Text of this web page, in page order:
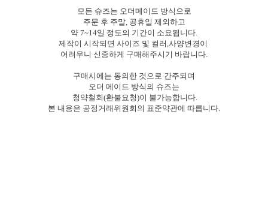
모든 슈즈는 오더메이드 방식으로
주문 후 주말, 공휴일 제외하고
약 7~14일 정도의 기간이 소요됩니다.
제작이 시작되면 사이즈 및 컬러,사양변경이
어려우니 신중하게 구매해주시기 바랍니다.
구매시에는 동의한 것으로 간주되며
오더 메이드 방식의 슈즈는
청약철회(환불요청)이 불가능합니다.
본 내용은 공정거래위원회의 표준약관에 따릅니다.